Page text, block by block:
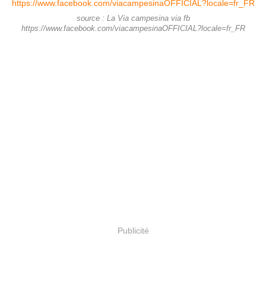
source : La Via campesina via fb
https://www.facebook.com/viacampesinaOFFICIAL?locale=fr_FR
Publicité